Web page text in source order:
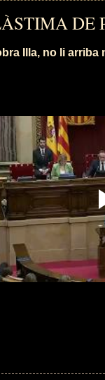
DE
Illa, no li arriba